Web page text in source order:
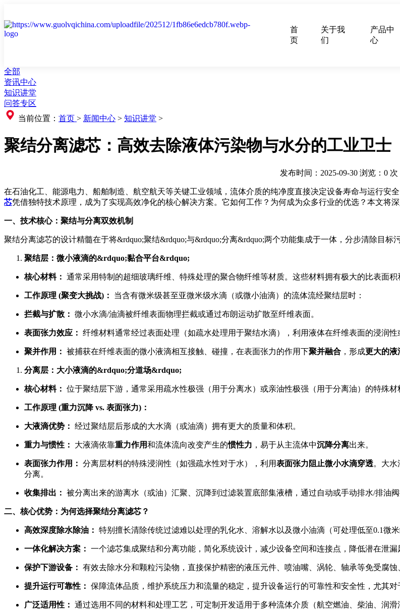
首
页
关于我
们
产品中
心
全部
资讯中心
知识讲堂
问答专区
当前位置： 首页 > 新闻中心 > 知识讲堂 >
聚结分离滤芯：高效去除液体污染物与水分的工业卫士
发布时间：2025-09-30 浏览： 0 次
在石油化工、能源电力、船舶制造、航空航天等关键工业领域，流体介质的纯净度直接决定设备寿命与运行安
芯凭借独特技术原理，成为了实现高效净化的核心解决方案。它如何工作？为何成为众多行业的优选？本文将深
一、技术核心：聚结与分离双效机制
聚结分离滤芯的设计精髓在于将&rdquo;聚结&rdquo;与&rdquo;分离&rdquo;两个功能集成于一体，分步清除目标
聚结层：微小液滴的&rdquo;黏合平台&rdquo;
核心材料： 通常采用特制的超细玻璃纤维、特殊处理的聚合物纤维等材质。这些材料拥有极大的比表面积
工作原理 (聚变大挑战)： 当含有微米级甚至亚微米级水滴（或微小油滴）的流体流经聚结层时：
拦截与扩散： 微小水滴/油滴被纤维表面物理拦截或通过布朗运动扩散至纤维表面。
表面张力效应： 纤维材料通常经过表面处理（如疏水处理用于聚结水滴），利用液体在纤维表面的浸润性
聚并作用： 被捕获在纤维表面的微小液滴相互接触、碰撞，在表面张力的作用下聚并融合 ，形成更大的液
分离层：大小液滴的&rdquo;分道场&rdquo;
核心材料： 位于聚结层下游，通常采用疏水性极强（用于分离水）或亲油性极强（用于分离油）的特殊
工作原理 (重力沉降 vs. 表面张力)：
大液滴优势： 经过聚结层后形成的大水滴（或油滴）拥有更大的质量和体积。
重力与惯性： 大液滴依靠重力作用和流体流向改变产生的惯性力 ，易于从主流体中沉降分离出来。
表面张力作用： 分离层材料的特殊浸润性（如强疏水性对于水），利用表面张力阻止微小水滴穿透。大
分离。
收集排出： 被分离出来的游离水（或油）汇聚、沉降到过滤装置底部集液槽，通过自动或手动排水/排油阀
二、核心优势：为何选择聚结分离滤芯？
高效深度除水除油： 特别擅长清除传统过滤难以处理的乳化水、溶解水以及微小油滴（可处理低至0.1微
一体化解决方案： 一个滤芯集成聚结和分离功能，简化系统设计，减少设备空间和连接点，降低潜在泄漏
保护下游设备： 有效去除水分和颗粒污染物，直接保护精密的液压元件、喷油嘴、涡轮、轴承等免受腐
提升运行可靠性： 保障流体品质，维护系统压力和流量的稳定，提升设备运行的可靠性和安全性，尤其
广泛适用性： 通过选用不同的材料和处理工艺，可定制开发适用于多种流体介质（航空燃油、柴油、润